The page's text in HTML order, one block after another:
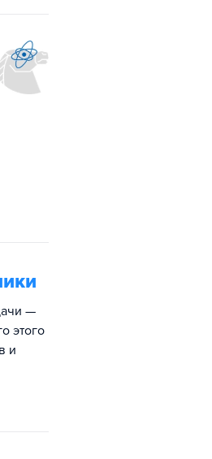
—
этого
и